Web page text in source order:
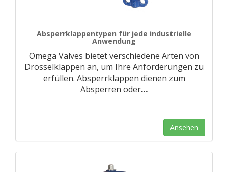
Absperrklappentypen für jede industrielle
Anwendung
Omega Valves bietet verschiedene Arten von
Drosselklappen an, um Ihre Anforderungen zu
erfüllen. Absperrklappen dienen zum
Absperren oder…
Ansehen